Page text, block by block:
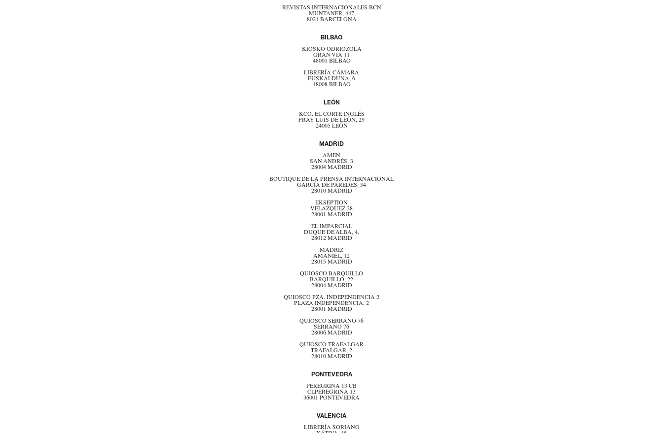
REVISTAS INTERNACIONALES BCN
MUNTANER, 447
8021 BARCELONA
BILBAO
KIOSKO ODRIOZOLA
GRAN VIA 11
48001 BILBAO
LIBRERÍA CÁMARA
EUSKALDUNA, 6
48008 BILBAO
LEÓN
KCO. EL CORTE INGLÉS
FRAY LUIS DE LEÓN, 29
24005 LEÓN
MADRID
AMEN
SAN ANDRÉS, 3
28004 MADRID
BOUTIQUE DE LA PRENSA INTERNACIONAL
GARCÍA DE PAREDES, 34
28010 MADRID
EKSEPTION
VELAZQUEZ 28
28001 MADRID
EL IMPARCIAL
DUQUE DE ALBA, 4,
28012 MADRID
MADRIZ
AMANIEL, 12
28015 MADRID
QUIOSCO BARQUILLO
BARQUILLO, 22
28004 MADRID
QUIOSCO PZA. INDEPENDENCIA 2
PLAZA INDEPENDENCIA, 2
28001 MADRID
QUIOSCO SERRANO 76
SERRANO 76
28006 MADRID
QUIOSCO TRAFALGAR
TRAFALGAR, 2
28010 MADRID
PONTEVEDRA
PEREGRINA 13 CB
CLPEREGRINA 13
36001 PONTEVEDRA
VALENCIA
LIBRERÍA SORIANO